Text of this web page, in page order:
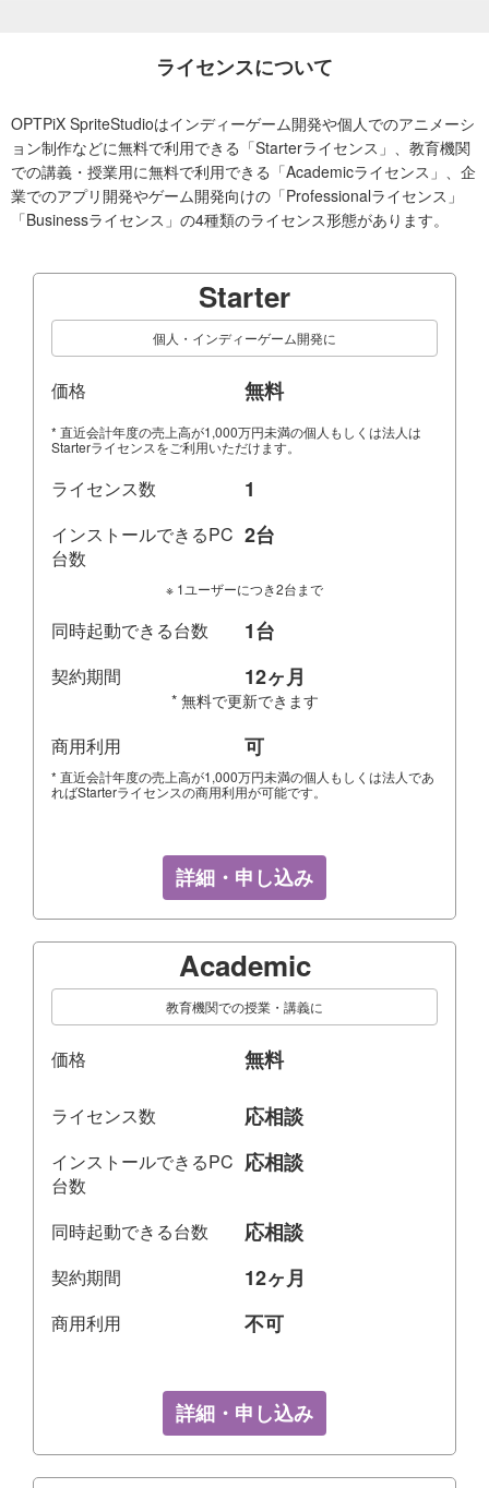
ライセンスについて
OPTPiX SpriteStudioはインディーゲーム開発や個人でのアニメーシ
ョン制作などに無料で利用できる「Starterライセンス」、教育機関
での講義・授業用に無料で利用できる「Academicライセンス」、企
業でのアプリ開発やゲーム開発向けの「Professionalライセンス」
「Businessライセンス」の4種類のライセンス形態があります。
Starter
個人・インディーゲーム開発に
価格 無料
* 直近会計年度の売上高が1,000万円未満の個人もしくは法人は
Starterライセンスをご利用いただけます。
ライセンス数 1
インストールできるPC
台数
2台
※ 1ユーザーにつき2台まで
同時起動できる台数 1台
契約期間 12ヶ月
* 無料で更新できます
商用利用 可
* 直近会計年度の売上高が1,000万円未満の個人もしくは法人であ
ればStarterライセンスの商用利用が可能です。
詳細・申し込み
Academic
教育機関での授業・講義に
価格 無料
ライセンス数 応相談
インストールできるPC
台数
応相談
同時起動できる台数 応相談
契約期間 12ヶ月
商用利用 不可
詳細・申し込み